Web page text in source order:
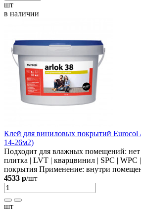
шт
в наличии
Клей для виниловых покрытий Eurocol
14-26м2)
Подходит для влажных помещений: нет
плитка | LVT | кварцвинил | SPC | WPC
покрытия Применение: внутри
4533 р/шт
шт